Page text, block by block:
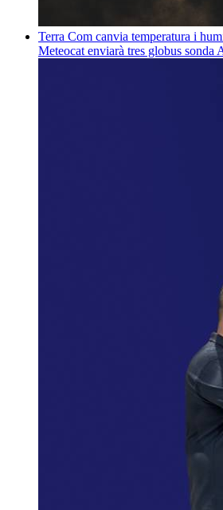
Terra Com canvia temperatura i
Meteocat enviarà tres globus sonda